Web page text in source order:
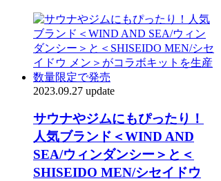
2023.09.27 update
サウナやジムにもぴったり！
人気ブランド＜WIND AND
SEA/ウィンダンシー＞と＜
SHISEIDO MEN/シセイドウ